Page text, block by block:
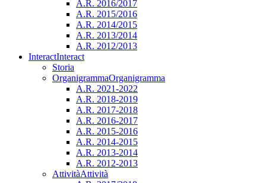
A.R. 2016/2017
A.R. 2015/2016
A.R. 2014/2015
A.R. 2013/2014
A.R. 2012/2013
InteractInteract
Storia
OrganigrammaOrganigramma
A.R. 2021-2022
A.R. 2018-2019
A.R. 2017-2018
A.R. 2016-2017
A.R. 2015-2016
A.R. 2014-2015
A.R. 2013-2014
A.R. 2012-2013
AttivitàAttività